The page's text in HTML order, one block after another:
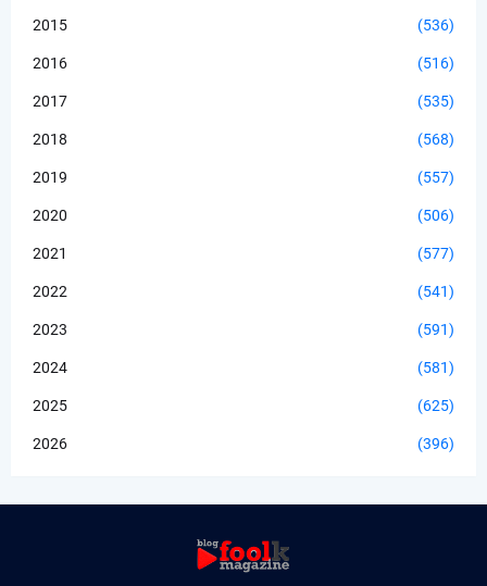
2015 (536)
2016 (516)
2017 (535)
2018 (568)
2019 (557)
2020 (506)
2021 (577)
2022 (541)
2023 (591)
2024 (581)
2025 (625)
2026 (396)